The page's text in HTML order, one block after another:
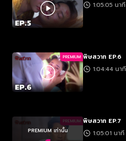
1:05:05 นาที
PREMIUM พิษสวาท EP.6
1:04:44 นาที
PREMIUM
PREMIUM เท่านั้น
พิษสวาท EP.7
1:05:01 นาที